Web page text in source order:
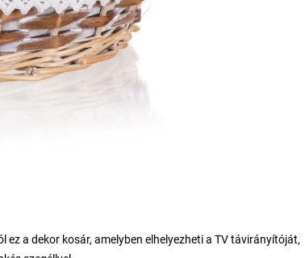
a dekor kosár, amelyben elhelyezheti a TV távirányítóját,